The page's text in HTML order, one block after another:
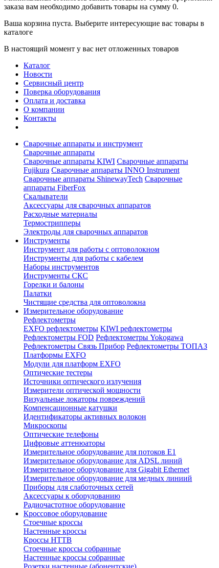
заказа вам необходимо добавить товары на сумму 0.
Ваша корзина пуста. Выберите интересующие вас товары в
каталоге
В настоящий момент у вас нет отложенных товаров
Каталог
Новости
Сервисный центр
Поверка оборудования
Оплата и доставка
О компании
Контакты
Сварочные аппараты и инструмент
Сварочные аппараты
Сварочные аппараты KIWI Сварочные аппараты
Fujikura Сварочные аппараты INNO Instrument
Сварочные аппараты ShinewayTech Cварочные
аппараты FiberFox
Скалыватели
Аксессуары для сварочных аппаратов
Расходные материалы
Термострипперы
Электроды для сварочных аппаратов
Инструменты
Инструмент для работы с оптоволокном
Инструменты для работы с кабелем
Наборы инструментов
Инструменты СКС
Горелки и балоны
Палатки
Чистящие средства для оптоволокна
Измерительное оборудование
Рефлектометры
EXFO рефлектометры KIWI рефлектометры
Рефлектометры FOD Рефлектометры Yokogawa
Рефлектометры Связь Прибор Рефлектометры ТОПАЗ
Платформы EXFO
Модули для платформ EXFO
Оптические тестеры
Источники оптического излучения
Измерители оптической мощности
Визуальные локаторы повреждений
Компенсационные катушки
Идентификаторы активных волокон
Микроскопы
Оптические телефоны
Цифровые аттенюаторы
Измерительное оборудование для потоков Е1
Измерительное оборудование для ADSL линий
Измерительное оборудование для Gigabit Ethernet
Измерительное оборудование для медных линиий
Приборы для слаботочных сетей
Аксессуары к оборудованию
Радиочастотное оборудование
Кроссовое оборудование
Стоечные кроссы
Настенные кроссы
Кроссы HTTB
Стоечные кроссы собранные
Настенные кроссы собранные
Розетки настенные (абонентские)